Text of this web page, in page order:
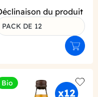
du produit
PACK DE 12
Bio
Add